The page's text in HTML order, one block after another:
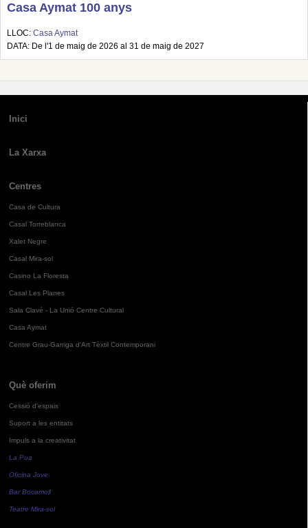
Casa Aymat 100 anys
LLOC: Casa Aymat
DATA: De l'1 de maig de 2026 al 31 de maig de 2027
Inici
La Xarxa
Centres
Casa de Cultura
Casal Torreblanca
Xalet Negre
Casal Mira-sol
Casino La Floresta
Casal Les Planes
Sala Clavé - La Unió Centre Cultural
Casa Aymat
Centre Grau-Garriga d'Art Tèxtil Contemporani
Què oferim
Cessió d'espais
Suport a les entitats
Impuls a la creativitat
La Pua
Oficina Jove
Bar Bocamoll
Teatre Mira-sol